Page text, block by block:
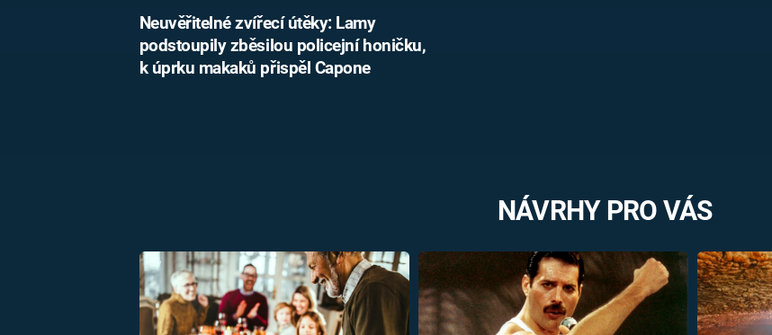
Neuvěřitelné zvířecí útěky: Lamy
podstoupily zběsilou policejní honičku,
k úprku makaků přispěl Capone
NÁVRHY PRO VÁS